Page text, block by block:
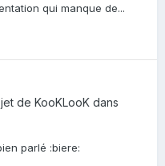
qui manque de...
de KooKLooK dans
parlé :biere: